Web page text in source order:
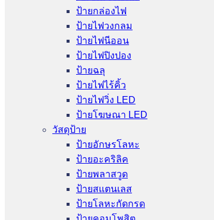
ป้ายกล่องไฟ
ป้ายไฟวงกลม
ป้ายไฟนีออน
ป้ายไฟปิงปอง
ป้ายฉลุ
ป้ายไฟไร้คิ้ว
ป้ายไฟวิ่ง LED
ป้ายโฆษณา LED
วัสดุป้าย
ป้ายอักษรโลหะ
ป้ายอะคริลิค
ป้ายพลาสวูด
ป้ายสแตนเลส
ป้ายโลหะกัดกรด